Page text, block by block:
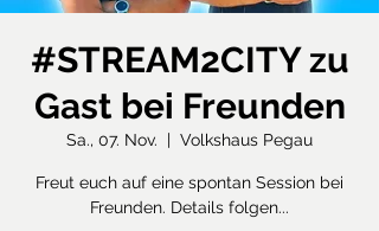
#STREAM2CITY zu
Gast bei Freunden
Sa., 07. Nov.
  |
Volkshaus Pegau
Freut euch auf eine spontan Session bei
Freunden. Details folgen...